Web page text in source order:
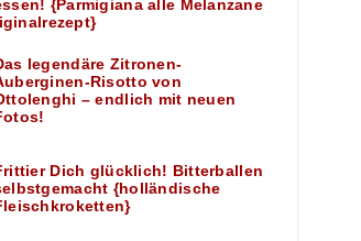
{Parmigiana alle Melanzane
legendäre Zitronen-
Risotto von
– endlich mit neuen
Dich glücklich! Bitterballen
{holländische